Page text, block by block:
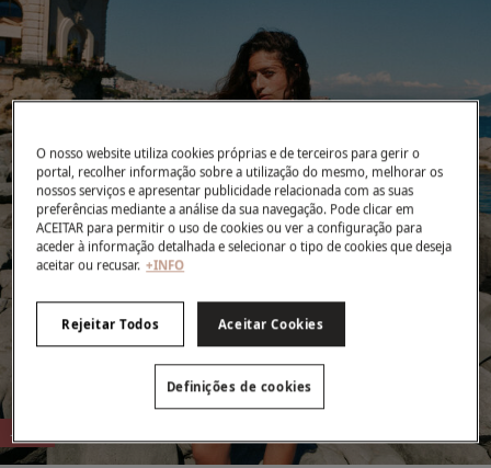
-72%
O nosso website utiliza cookies próprias e de terceiros para gerir o
portal, recolher informação sobre a utilização do mesmo, melhorar os
nossos serviços e apresentar publicidade relacionada com as suas
preferências mediante a análise da sua navegação. Pode clicar em
ACEITAR para permitir o uso de cookies ou ver a configuração para
aceder à informação detalhada e selecionar o tipo de cookies que deseja
aceitar ou recusar. +INFO
Rejeitar Todos Aceitar Cookies
Definições de cookies